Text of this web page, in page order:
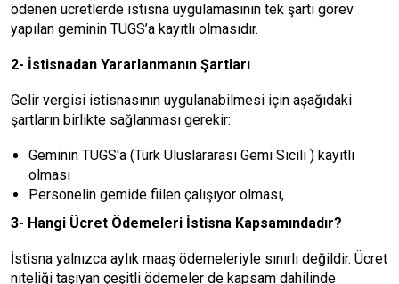
ödenen ücretlerde istisna uygulamasının tek şartı görev
yapılan geminin TUGS’a kayıtlı olmasıdır.
2- İstisnadan Yararlanmanın Şartları
Gelir vergisi istisnasının uygulanabilmesi için aşağıdaki
şartların birlikte sağlanması gerekir:
Geminin TUGS'a (Türk Uluslararası Gemi Sicili ) kayıtlı
olması
Personelin gemide fiilen çalışıyor olması,
3- Hangi Ücret Ödemeleri İstisna Kapsamındadır?
İstisna yalnızca aylık maaş ödemeleriyle sınırlı değildir. Ücret
niteliği taşıyan çeşitli ödemeler de kapsam dahilinde